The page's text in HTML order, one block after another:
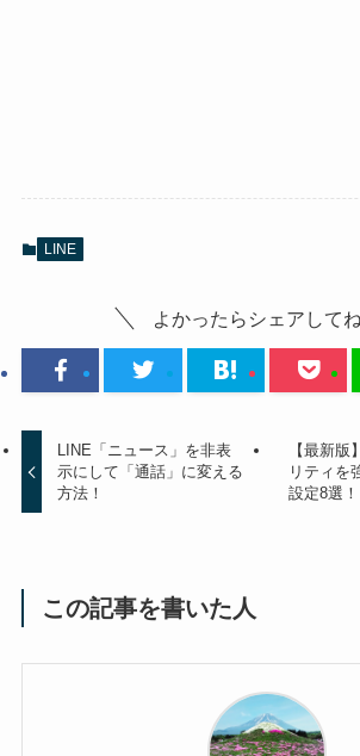
LINE
よかったらシェアしてね
LINE「ニュース」を非表
示にして「通話」に変える
方法！
【最新版
リティを
設定8選！
この記事を書いた人